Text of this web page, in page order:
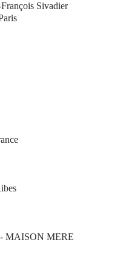
Sivadier
MAISON MERE